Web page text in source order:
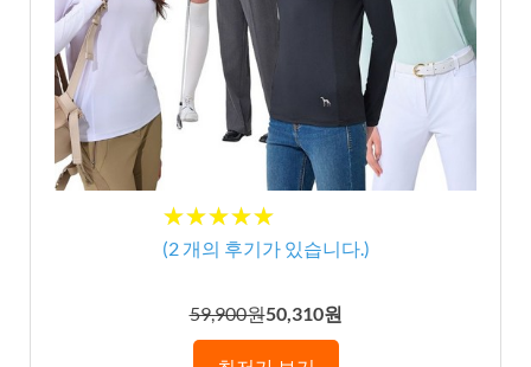
★★★★★
★★★★★
(2개의 후기가 있습니다.)
59,900원50,310원